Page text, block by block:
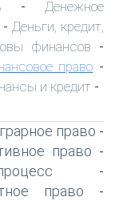
- Денежное
- Деньги, кредит,
финансов -
право -
и кредит -
право -
право -
-
право -